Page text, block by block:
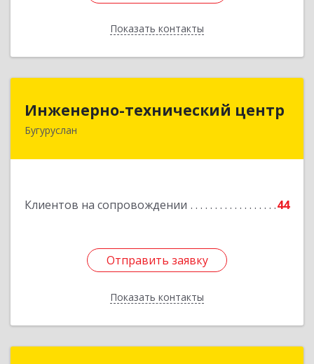
Показать контакты
Назад
Инженерно-технический центр
Бугуруслан
Клиентов на сопровождении 44
Отправить заявку
Показать контакты
Инженерно-технический центр
461633, Оренбургская обл, Бугуруслан г,
Отправить заявку
Назад